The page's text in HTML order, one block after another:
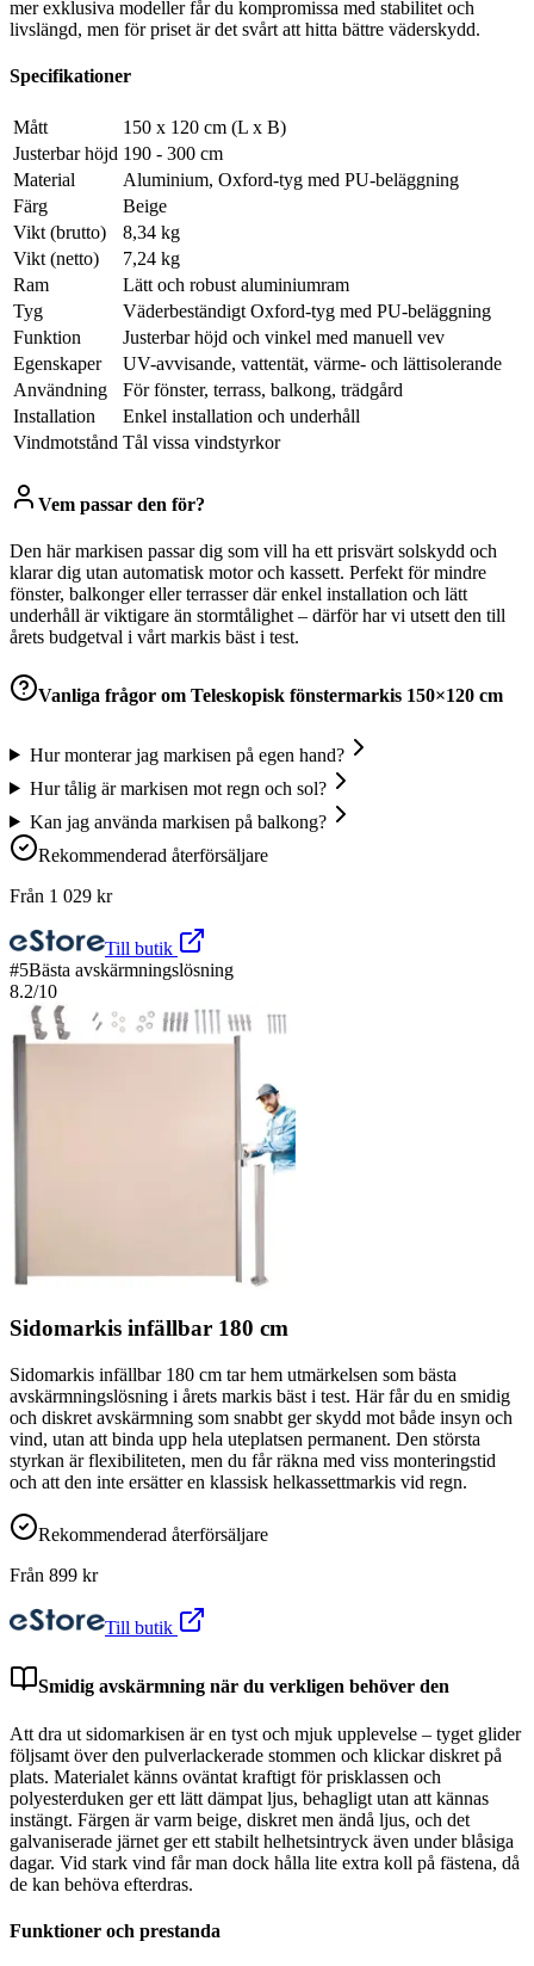
mer exklusiva modeller får du kompromissa med stabilitet och
livslängd, men för priset är det svårt att hitta bättre väderskydd.
Specifikationer
Mått
150 x 120 cm (L x B)
Justerbar höjd 190 - 300 cm
Material
Aluminium, Oxford-tyg med PU-beläggning
Färg
Beige
Vikt (brutto)
8,34 kg
Vikt (netto)
7,24 kg
Ram
Lätt och robust aluminiumram
Tyg
Väderbeständigt Oxford-tyg med PU-beläggning
Funktion
Justerbar höjd och vinkel med manuell vev
Egenskaper
UV-avvisande, vattentät, värme- och lättisolerande
Användning
För fönster, terrass, balkong, trädgård
Installation
Enkel installation och underhåll
Vindmotstånd Tål vissa vindstyrkor
Vem passar den för?
Den här markisen passar dig som vill ha ett prisvärt solskydd och
klarar dig utan automatisk motor och kassett. Perfekt för mindre
fönster, balkonger eller terrasser där enkel installation och lätt
underhåll är viktigare än stormtålighet – därför har vi utsett den till
årets budgetval i vårt markis bäst i test.
Vanliga frågor om Teleskopisk fönstermarkis 150×120 cm
Hur monterar jag markisen på egen hand?
Hur tålig är markisen mot regn och sol?
Kan jag använda markisen på balkong?
Rekommenderad återförsäljare
Från 1 029 kr
Till butik
#5Bästa avskärmningslösning
8.2/10
Sidomarkis infällbar 180 cm
Sidomarkis infällbar 180 cm tar hem utmärkelsen som bästa
avskärmningslösning i årets markis bäst i test. Här får du en smidig
och diskret avskärmning som snabbt ger skydd mot både insyn och
vind, utan att binda upp hela uteplatsen permanent. Den största
styrkan är flexibiliteten, men du får räkna med viss monteringstid
och att den inte ersätter en klassisk helkassettmarkis vid regn.
Rekommenderad återförsäljare
Från 899 kr
Till butik
Smidig avskärmning när du verkligen behöver den
Att dra ut sidomarkisen är en tyst och mjuk upplevelse – tyget glider
följsamt över den pulverlackerade stommen och klickar diskret på
plats. Materialet känns oväntat kraftigt för prisklassen och
polyesterduken ger ett lätt dämpat ljus, behagligt utan att kännas
instängt. Färgen är varm beige, diskret men ändå ljus, och det
galvaniserade järnet ger ett stabilt helhetsintryck även under blåsiga
dagar. Vid stark vind får man dock hålla lite extra koll på fästena, då
de kan behöva efterdras.
Funktioner och prestanda